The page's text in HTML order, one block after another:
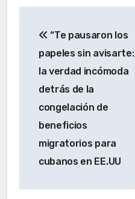
de
entradas
“Te pausaron los
papeles sin avisarte:
la verdad incómoda
detrás de la
congelación de
beneficios
migratorios para
cubanos en EE.UU